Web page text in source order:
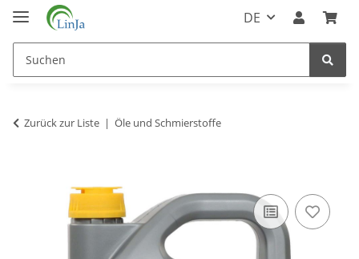
DE
Zurück zur Liste Öle und Schmierstoffe